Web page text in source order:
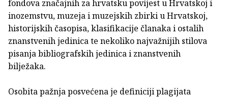
fondova značajnih za hrvatsku povijest u Hrvatskoj i
inozemstvu, muzeja i muzejskih zbirki u Hrvatskoj,
historijskih časopisa, klasifikacije članaka i ostalih
znanstvenih jedinica te nekoliko najvažnijih stilova
pisanja bibliografskih jedinica i znanstvenih
bilježaka.
Osobita pažnja posvećena je definiciji plagijata